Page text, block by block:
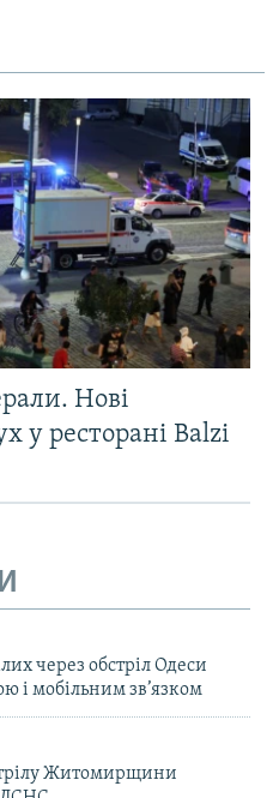
Нові
у ресторані Balzi
через обстріл Одеси
і мобільним зв’язком
Житомирщини